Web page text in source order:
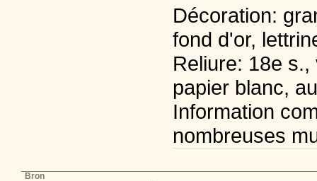
Décoration:
fond d'or,
Reliure: 18e
papier blanc,
Information
nombreuses
Bron